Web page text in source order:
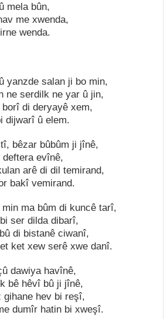
mela bûn,
me xwenda,
wenda.
yanzde salan ji bo min,
ne serdilk ne yar û jin,
di deryayê xem,
dijwarî û elem.
bêzar bûbûm ji jînê,
evînê,
arê di dil temirand,
bakî vemirand.
ma bûm di kuncê tarî,
ser dilda dibarî,
di bistanê ciwanî,
ket xew serê xwe danî.
dawiya havînê,
bê hêvî bû ji jînê,
hev bi reşî,
dumîr hatin bi xweşî.